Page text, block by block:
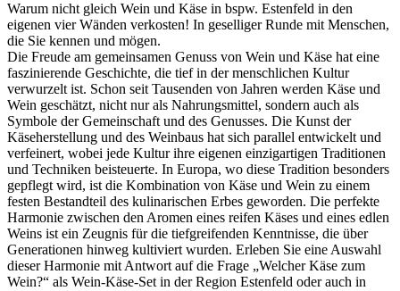
Warum nicht gleich Wein und Käse in bspw. Estenfeld in den
eigenen vier Wänden verkosten! In geselliger Runde mit Menschen,
die Sie kennen und mögen.
Die Freude am gemeinsamen Genuss von Wein und Käse hat eine
faszinierende Geschichte, die tief in der menschlichen Kultur
verwurzelt ist. Schon seit Tausenden von Jahren werden Käse und
Wein geschätzt, nicht nur als Nahrungsmittel, sondern auch als
Symbole der Gemeinschaft und des Genusses. Die Kunst der
Käseherstellung und des Weinbaus hat sich parallel entwickelt und
verfeinert, wobei jede Kultur ihre eigenen einzigartigen Traditionen
und Techniken beisteuerte. In Europa, wo diese Tradition besonders
gepflegt wird, ist die Kombination von Käse und Wein zu einem
festen Bestandteil des kulinarischen Erbes geworden. Die perfekte
Harmonie zwischen den Aromen eines reifen Käses und eines edlen
Weins ist ein Zeugnis für die tiefgreifenden Kenntnisse, die über
Generationen hinweg kultiviert wurden. Erleben Sie eine Auswahl
dieser Harmonie mit Antwort auf die Frage „Welcher Käse zum
Wein?“ als Wein-Käse-Set in der Region Estenfeld oder auch in